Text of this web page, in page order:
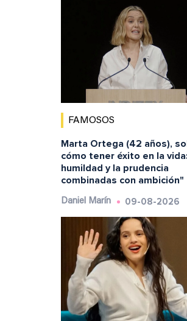
FAMOSOS
Marta Ortega (42 años),
cómo tener éxito en la
humildad y la prudencia
combinadas con ambición"
Daniel Marín 09-08-2026